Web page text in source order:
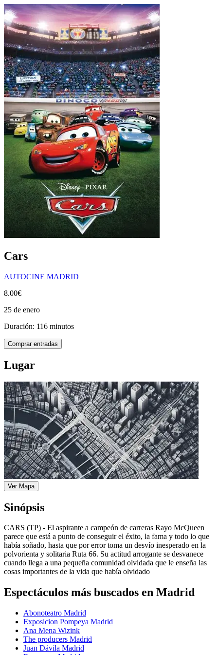
Cars
AUTOCINE MADRID
8.00€
25 de enero
Duración: 116 minutos
Comprar entradas
Lugar
Ver Mapa
Sinópsis
CARS (TP) - El aspirante a campeón de carreras Rayo McQueen
parece que está a punto de conseguir el éxito, la fama y todo lo que
había soñado, hasta que por error toma un desvío inesperado en la
polvorienta y solitaria Ruta 66. Su actitud arrogante se desvanece
cuando llega a una pequeña comunidad olvidada que le enseña las
cosas importantes de la vida que había olvidado
Espectáculos más buscados en Madrid
Abonoteatro Madrid
Exposicion Pompeya Madrid
Ana Mena Wizink
The producers Madrid
Juan Dávila Madrid